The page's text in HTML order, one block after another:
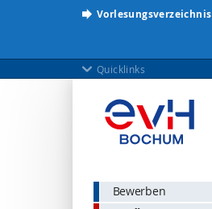
Vorlesungsverzeichnis
Quicklinks
Bewerben